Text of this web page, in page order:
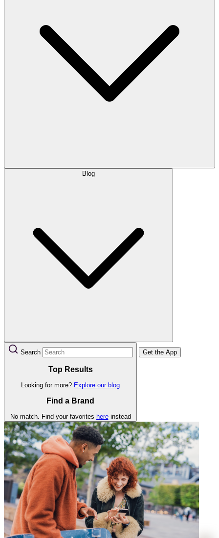
Blog
Search
Top Results
Looking for more? Explore our blog
Find a Brand
No match. Find your favorites hereinstead
Get the App